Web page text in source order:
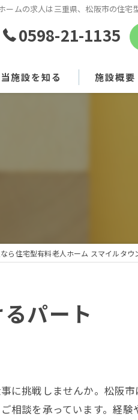
ームの求人は三重県、松阪市の住宅
0598-21-1135
当施設を知る 施設概要
ら住宅型有料老人ホーム スマイルタウ
パート
に挑戦しませんか。松阪
相談を承っています。経